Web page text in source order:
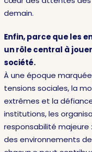
demain.
Enfin, parce que les
un rôle central à
société.
À une époque
tensions sociales, la
extrêmes et la
institutions, les
responsabilité majeure
des environnements